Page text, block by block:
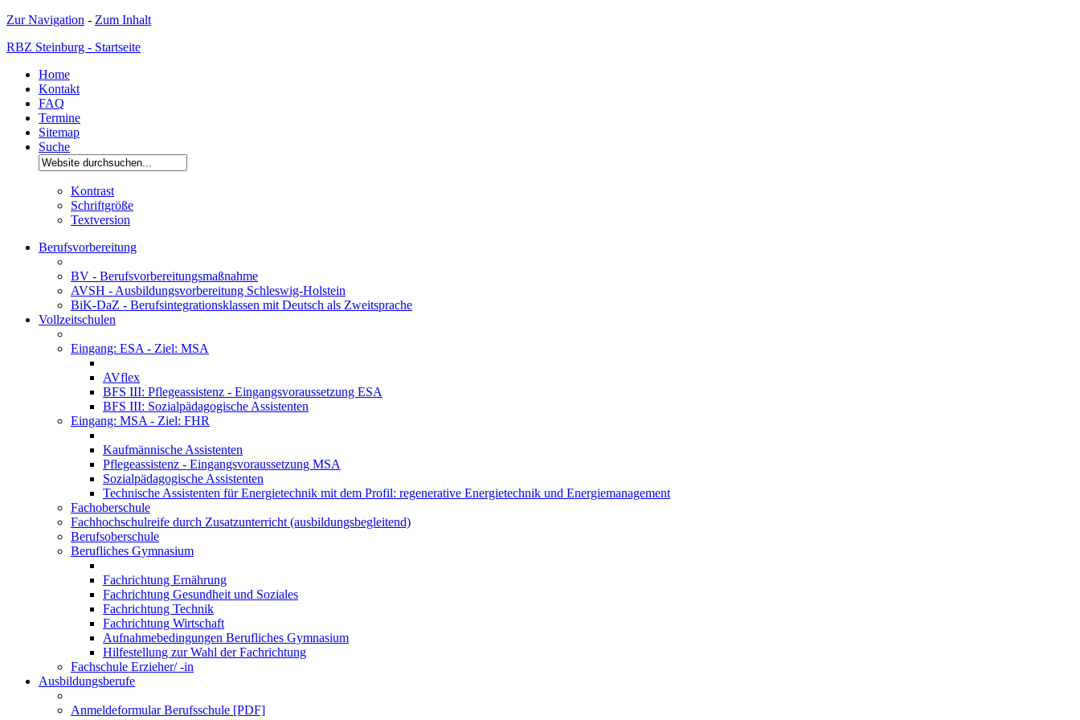
Zur Navigation - Zum Inhalt
RBZ Steinburg - Startseite
Home
Kontakt
FAQ
Termine
Sitemap
Suche
Kontrast
Schriftgröße
Textversion
Berufsvorbereitung
BV - Berufsvorbereitungsmaßnahme
AVSH - Ausbildungsvorbereitung Schleswig-Holstein
BiK-DaZ - Berufsintegrationsklassen mit Deutsch als Zweitsprache
Vollzeitschulen
Eingang: ESA - Ziel: MSA
AVflex
BFS III: Pflegeassistenz - Eingangsvoraussetzung ESA
BFS III: Sozialpädagogische Assistenten
Eingang: MSA - Ziel: FHR
Kaufmännische Assistenten
Pflegeassistenz - Eingangsvoraussetzung MSA
Sozialpädagogische Assistenten
Technische Assistenten für Energietechnik mit dem Profil: regenerative Energietechnik und Energiemanagement
Fachoberschule
Fachhochschulreife durch Zusatzunterricht (ausbildungsbegleitend)
Berufsoberschule
Berufliches Gymnasium
Fachrichtung Ernährung
Fachrichtung Gesundheit und Soziales
Fachrichtung Technik
Fachrichtung Wirtschaft
Aufnahmebedingungen Berufliches Gymnasium
Hilfestellung zur Wahl der Fachrichtung
Fachschule Erzieher/ -in
Ausbildungsberufe
Anmeldeformular Berufsschule [PDF]